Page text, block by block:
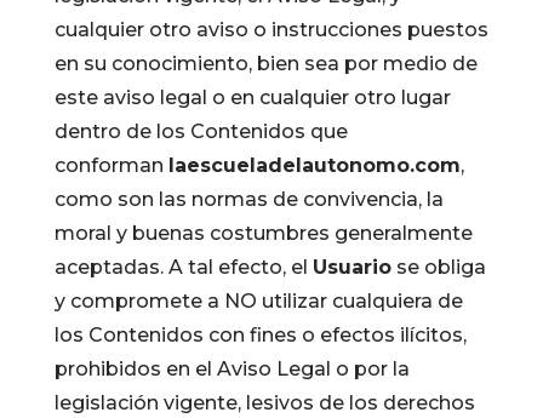
cualquier otro aviso o instrucciones puestos
en su conocimiento, bien sea por medio de
este aviso legal o en cualquier otro lugar
dentro de los Contenidos que
conforman laescueladelautonomo.com,
como son las normas de convivencia, la
moral y buenas costumbres generalmente
aceptadas. A tal efecto, el Usuariose obliga
y compromete a NO utilizar cualquiera de
los Contenidos con fines o efectos ilícitos,
prohibidos en el Aviso Legal o por la
legislación vigente, lesivos de los derechos